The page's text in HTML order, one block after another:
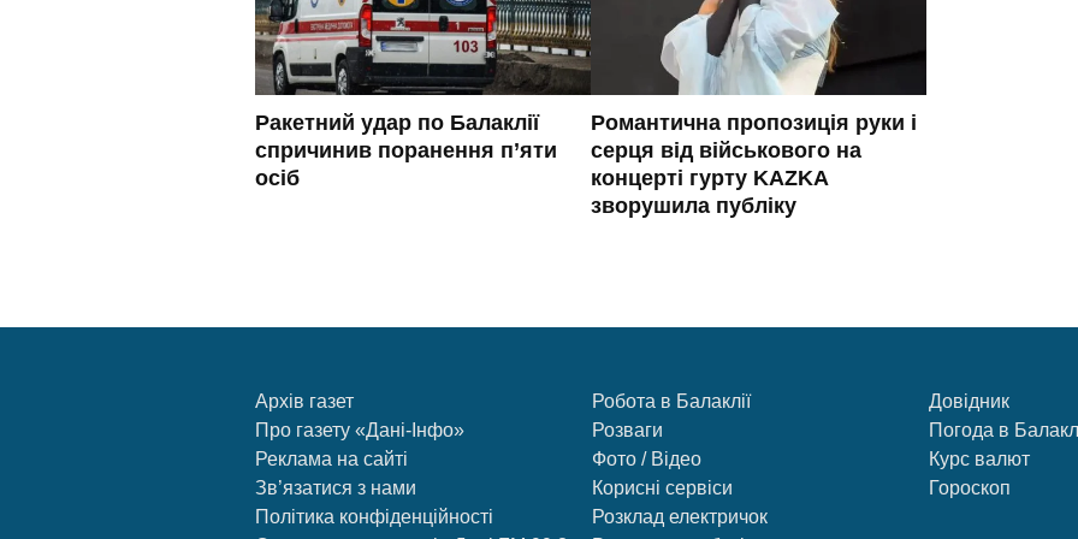
Ракетний удар по Балаклії
спричинив поранення п’яти
осіб
Романтична пропозиція руки і
серця від військового на
концерті гурту KAZKA
зворушила публіку
Архів газет
Про газету «Дані-Інфо»
Реклама на сайті
Зв’язатися з нами
Політика конфіденційності
Робота в Балаклії
Розваги
Фото / Відео
Корисні сервіси
Розклад електричок
Довідник
Погода в
Курс валют
Гороскоп